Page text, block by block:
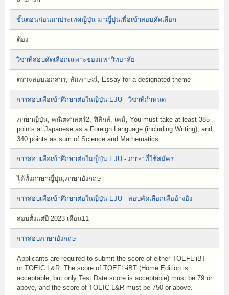
ขั้นตอนก่อนมาประเทศญี่ปุ่น-มาญี่ปุ่นเพื่อเข้าสอบคัดเลือก
ต้อง
วิชาที่สอบคัดเลือกเฉพาะของมหาวิทยาลัย
ตรวจสอบเอกสาร, สัมภาษณ์, Essay for a designated theme
การสอบเพื่อเข้าศึกษาต่อในญี่ปุ่น EJU - วิชาที่กำหนด
ภาษาญี่ปุ่น, คณิตศาสตร์2, ฟิสิกส์, เคมี, You must take at least 385
points at Japanese as a Foreign Language (including Writing), and
340 points as sum of Science and Mathematics.
การสอบเพื่อเข้าศึกษาต่อในญี่ปุ่น EJU - ภาษาที่ใช้สมัคร
ได้ทั้งภาษาญี่ปุ่น,ภาษาอังกฤษ
การสอบเพื่อเข้าศึกษาต่อในญี่ปุ่น EJU - สอบคัดเลือกเพื่ออ้างอิง
สอบตั้งแต่ปี 2023 เดือน11
การสอบภาษาอังกฤษ
Applicants are required to submit the score of either TOEFL-iBT
or TOEIC L&R. The score of TOEFL-iBT (Home Edition is
acceptable, but only Test Date score is acceptable) must be 79 or
above, and the score of TOEIC L&R must be 750 or above.